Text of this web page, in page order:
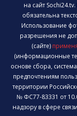
на сайт
обязательна
Использование
разрешения не
(сайте)
(информационные
основе сбора,
предпочтениям
территории
№ ФС77-83331 от
надзору в сфере